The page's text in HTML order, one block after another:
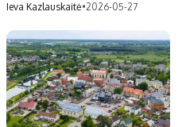
Ieva Kazlauskaitė•2026-05-27